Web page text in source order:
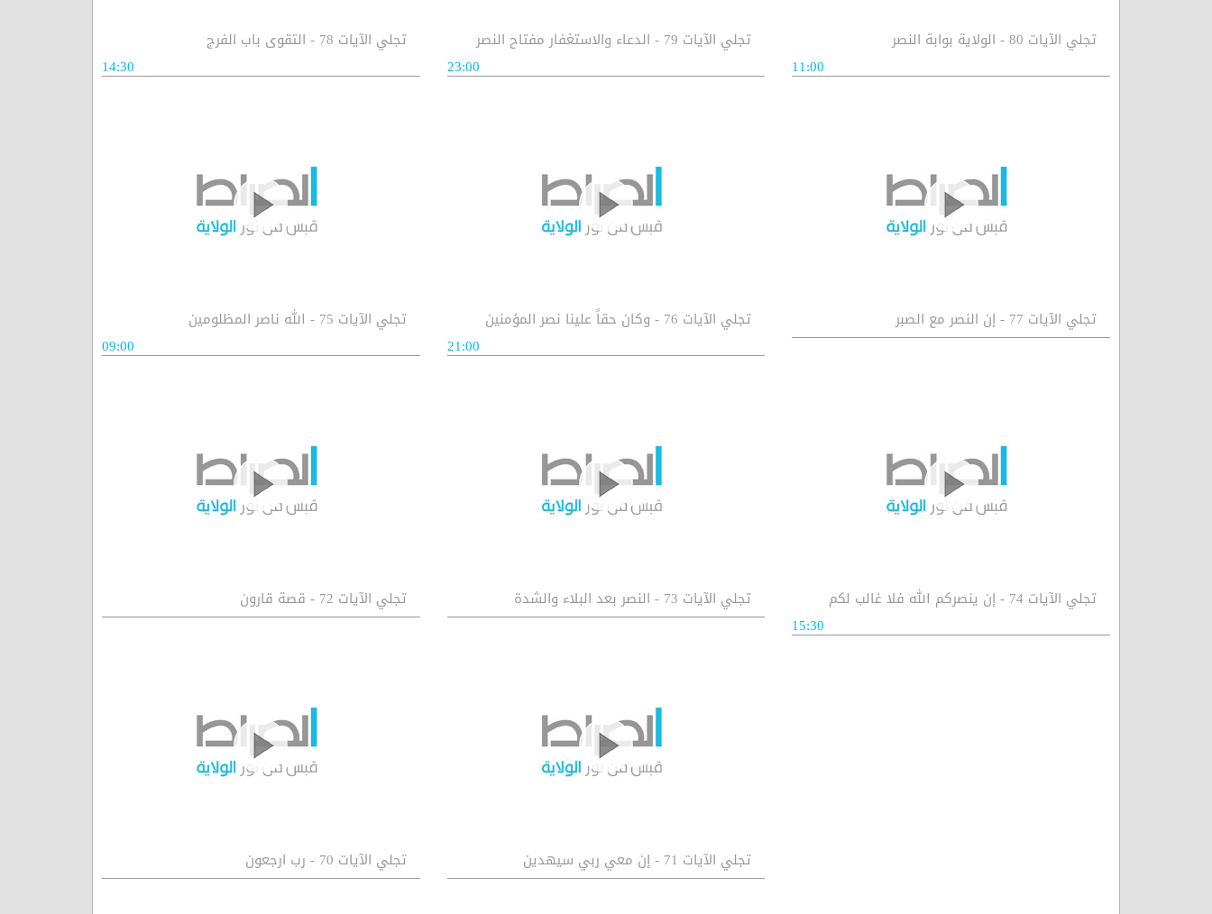
تجلي الآيات 80 - الولاية بوابة النصر
11:00
تجلي الآيات 79 - الدعاء والاستغفار مفتاح النصر
23:00
تجلي الآيات 78 - التقوى باب الفرج
14:30
تجلي الآيات 77 - إن النصر مع الصبر
تجلي الآيات 76 - وكان حقاً علينا نصر المؤمنين
21:00
تجلي الآيات 75 - الله ناصر المظلومين
09:00
تجلي الآيات 74 - إن ينصركم الله فلا غالب لكم
15:30
تجلي الآيات 73 - النصر بعد البلاء والشدة تجلي الآيات 72 - قصة قارون
تجلي الآيات 71 - إن معي ربي سيهدين تجلي الآيات 70 - رب ارجعون